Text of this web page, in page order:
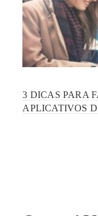
3 DICAS PARA
APLICATIVOS